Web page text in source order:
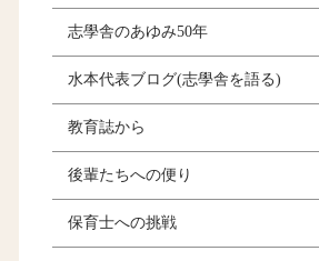
志學舎のあゆみ50年
水本代表ブログ(志學舎を語る)
教育誌から
後輩たちへの便り
保育士への挑戦